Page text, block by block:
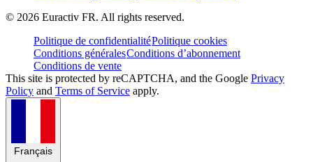
© 2026 Euractiv FR. All rights reserved.
Politique de confidentialitéPolitique cookies
Conditions généralesConditions d’abonnement
Conditions de vente
This site is protected by reCAPTCHA, and the Google Privacy
Policy and Terms of Service apply.
Français